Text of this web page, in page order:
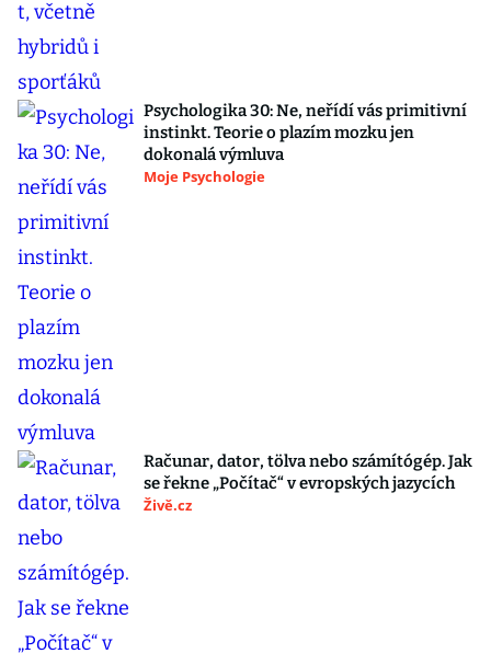
Psychologika 30: Ne, neřídí vás primitivní
instinkt. Teorie o plazím mozku jen
dokonalá výmluva
Moje Psychologie
Računar, dator, tölva nebo számítógép. Jak
se řekne „Počítač“ v evropských jazycích
Živě.cz